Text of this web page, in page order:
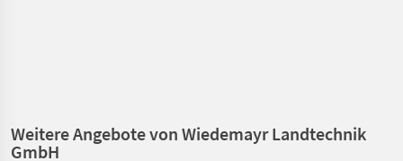
Weitere Angebote von Wiedemayr Landtechnik
GmbH